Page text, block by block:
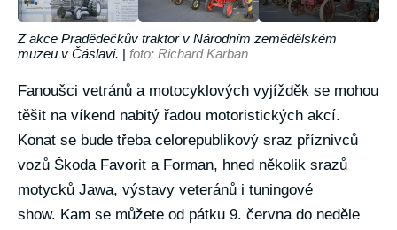
Z akce Pradědečkův traktor v Národním zemědělském
muzeu v Čáslavi. | foto: Richard Karban
Fanoušci vetránů a motocyklových vyjížděk se mohou
těšit na víkend nabitý řadou motoristických akcí.
Konat se bude třeba celorepublikový sraz příznivců
vozů Škoda Favorit a Forman, hned několik srazů
motycků Jawa, výstavy veteránů i tuningové
show. Kam se můžete od pátku 9. června do neděle